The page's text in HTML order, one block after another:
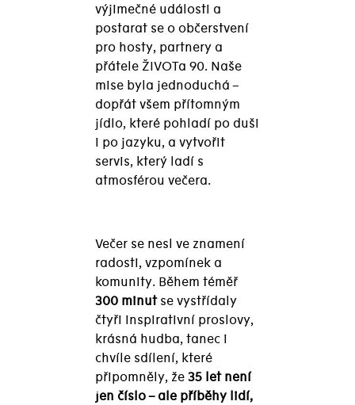
výjimečné události a
postarat se o občerstvení
pro hosty, partnery a
přátele ŽIVOTa 90. Naše
mise byla jednoduchá –
dopřát všem přítomným
jídlo, které pohladí po duši
i po jazyku, a vytvořit
servis, který ladí s
atmosférou večera.
Večer se nesl ve znamení
radosti, vzpomínek a
komunity. Během téměř
300 minutse vystřídaly
čtyři inspirativní proslovy,
krásná hudba, tanec i
chvíle sdílení, které
připomněly, že 35 let není
jen číslo – ale příběhy lidí,